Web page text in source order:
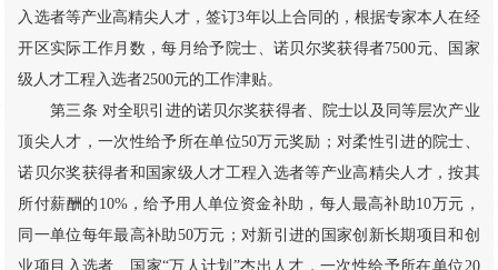
入选者等产业高精尖人才，签订3年以上合同的，根据专家本人在经
开区实际工作月数，每月给予院士、诺贝尔奖获得者7500元、国家
级人才工程入选者2500元的工作津贴。
第三条 对全职引进的诺贝尔奖获得者、院士以及同等层次产业
顶尖人才，一次性给予所在单位50万元奖励；对柔性引进的院士、
诺贝尔奖获得者和国家级人才工程入选者等产业高精尖人才，按其
所付薪酬的10%，给予用人单位资金补助，每人最高补助10万元，
同一单位每年最高补助50万元；对新引进的国家创新长期项目和创
业项目入选者、国家“万人计划”杰出人才，一次性给予所在单位20